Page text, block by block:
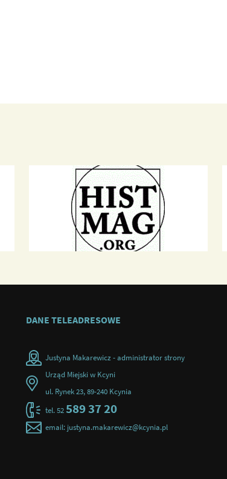
DANE TELEADRESOWE
Justyna Makarewicz - administrator strony
Urząd Miejski w Kcyni
ul. Rynek 23, 89-240 Kcynia
tel. 52 589 37 20
email: justyna.makarewicz@kcynia.pl